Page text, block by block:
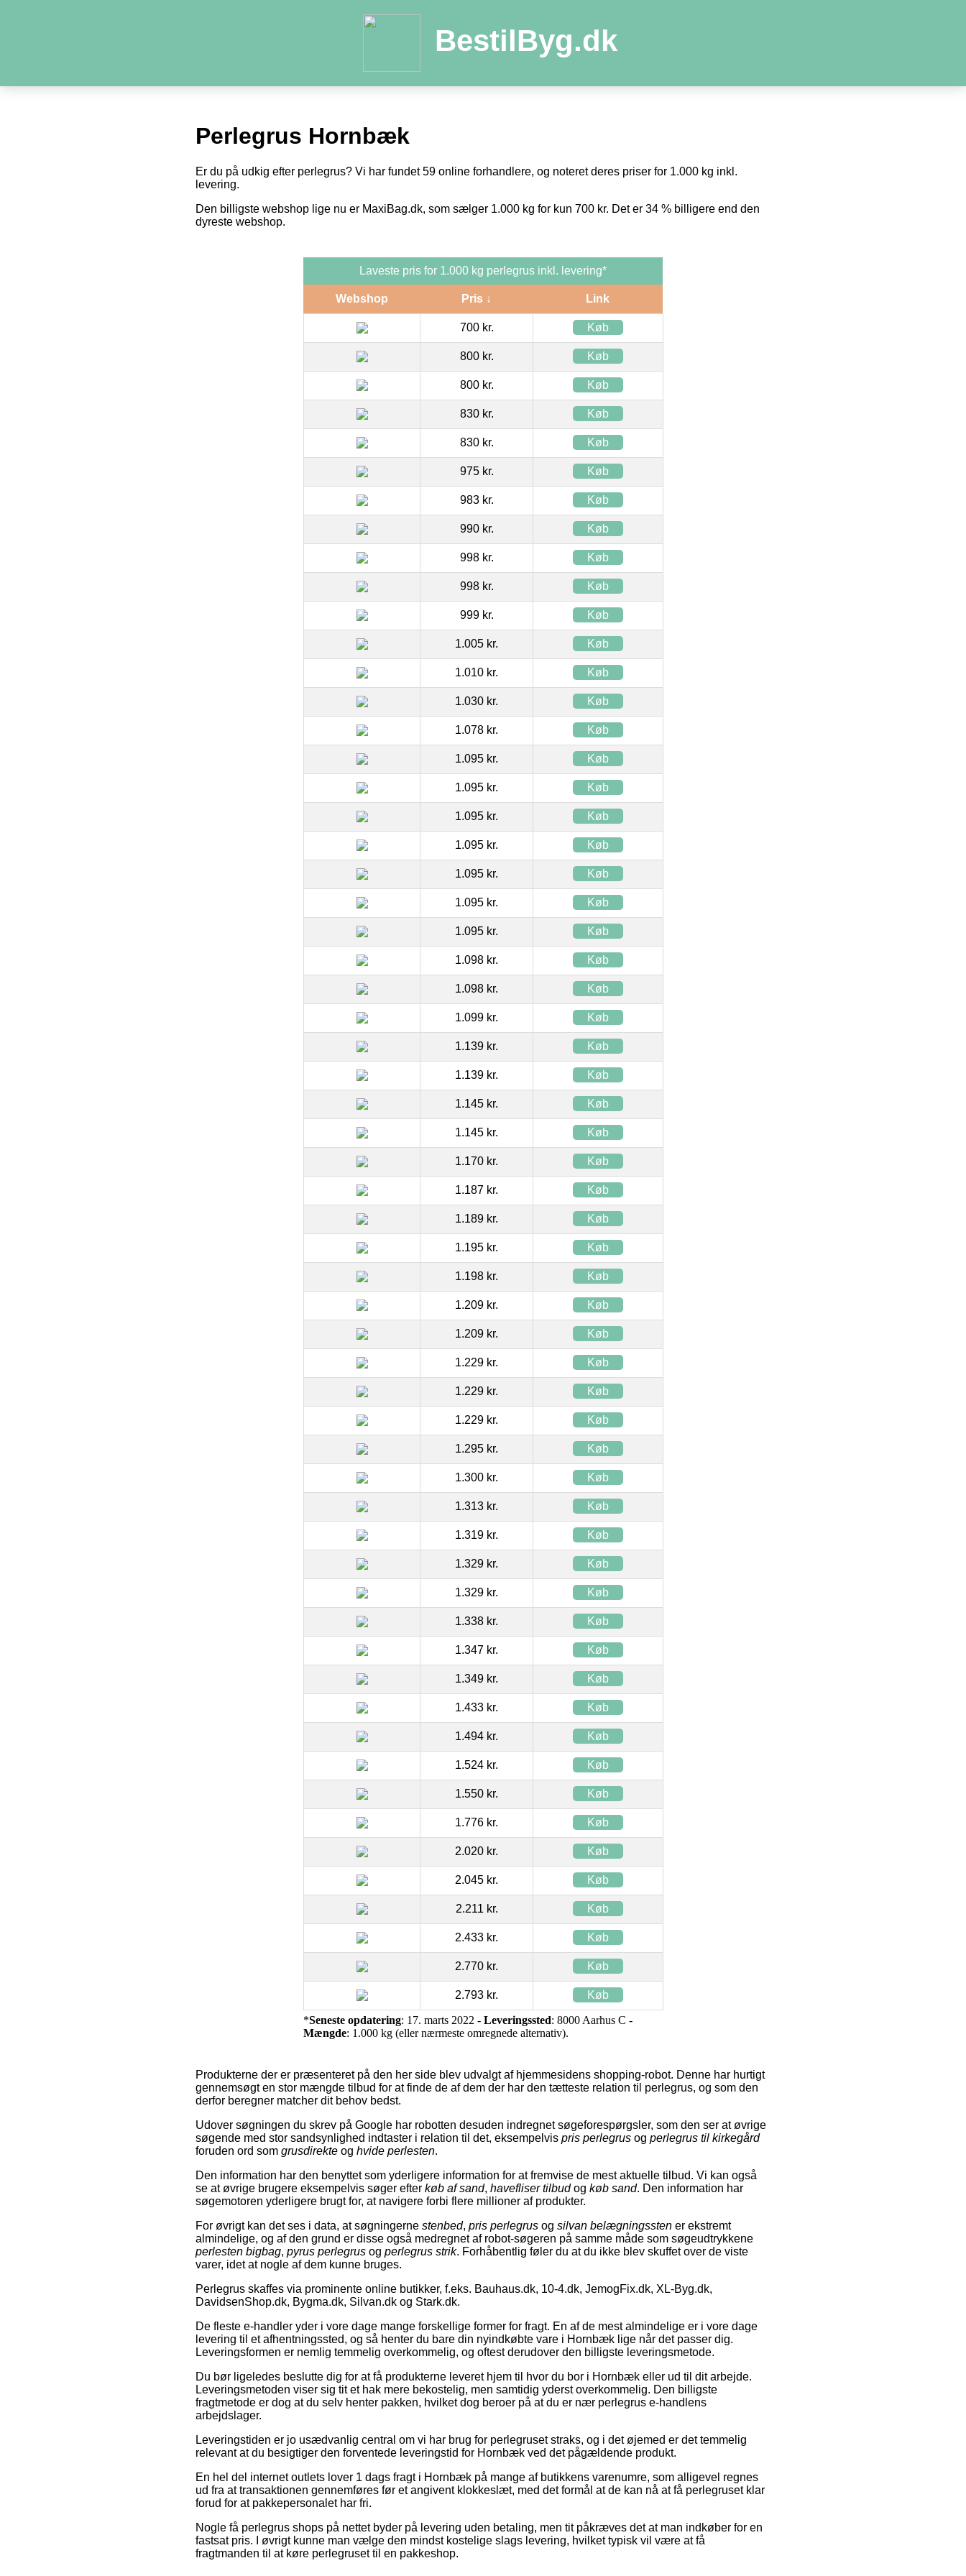
BestilByg.dk
Perlegrus Hornbæk
Er du på udkig efter perlegrus? Vi har fundet 59 online forhandlere, og noteret deres priser for 1.000 kg inkl.
levering.
Den billigste webshop lige nu er MaxiBag.dk, som sælger 1.000 kg for kun 700 kr. Det er 34 % billigere end den
dyreste webshop.
Laveste pris for 1.000 kg perlegrus inkl. levering*
Webshop Pris ↓ Link
700 kr. Køb
800 kr. Køb
800 kr. Køb
830 kr. Køb
830 kr. Køb
975 kr. Køb
983 kr. Køb
990 kr. Køb
998 kr. Køb
998 kr. Køb
999 kr. Køb
1.005 kr. Køb
1.010 kr. Køb
1.030 kr. Køb
1.078 kr. Køb
1.095 kr. Køb
1.095 kr. Køb
1.095 kr. Køb
1.095 kr. Køb
1.095 kr. Køb
1.095 kr. Køb
1.095 kr. Køb
1.098 kr. Køb
1.098 kr. Køb
1.099 kr. Køb
1.139 kr. Køb
1.139 kr. Køb
1.145 kr. Køb
1.145 kr. Køb
1.170 kr. Køb
1.187 kr. Køb
1.189 kr. Køb
1.195 kr. Køb
1.198 kr. Køb
1.209 kr. Køb
1.209 kr. Køb
1.229 kr. Køb
1.229 kr. Køb
1.229 kr. Køb
1.295 kr. Køb
1.300 kr. Køb
1.313 kr. Køb
1.319 kr. Køb
1.329 kr. Køb
1.329 kr. Køb
1.338 kr. Køb
1.347 kr. Køb
1.349 kr. Køb
1.433 kr. Køb
1.494 kr. Køb
1.524 kr. Køb
1.550 kr. Køb
1.776 kr. Køb
2.020 kr. Køb
2.045 kr. Køb
2.211 kr. Køb
2.433 kr. Køb
2.770 kr. Køb
2.793 kr. Køb
*Seneste opdatering: 17. marts 2022 - Leveringssted: 8000 Aarhus C -
Mængde: 1.000 kg (eller nærmeste omregnede alternativ).
Produkterne der er præsenteret på den her side blev udvalgt af hjemmesidens shopping-robot. Denne har hurtigt
gennemsøgt en stor mængde tilbud for at finde de af dem der har den tætteste relation til perlegrus, og som den
derfor beregner matcher dit behov bedst.
Udover søgningen du skrev på Google har robotten desuden indregnet søgeforespørgsler, som den ser at øvrige
søgende med stor sandsynlighed indtaster i relation til det, eksempelvis pris perlegrus og perlegrus til kirkegård
foruden ord som grusdirekte og hvide perlesten.
Den information har den benyttet som yderligere information for at fremvise de mest aktuelle tilbud. Vi kan også
se at øvrige brugere eksempelvis søger efter køb af sand, havefliser tilbudog køb sand. Den information har
søgemotoren yderligere brugt for, at navigere forbi flere millioner af produkter.
For øvrigt kan det ses i data, at søgningerne stenbed, pris perlegrus og silvan belægningssten er ekstremt
almindelige, og af den grund er disse også medregnet af robot-søgeren på samme måde som søgeudtrykkene
perlesten bigbag, pyrus perlegrus og perlegrus strik. Forhåbentlig føler du at du ikke blev skuffet over de viste
varer, idet at nogle af dem kunne bruges.
Perlegrus skaffes via prominente online butikker, f.eks. Bauhaus.dk, 10-4.dk, JemogFix.dk, XL-Byg.dk,
DavidsenShop.dk, Bygma.dk, Silvan.dk og Stark.dk.
De fleste e-handler yder i vore dage mange forskellige former for fragt. En af de mest almindelige er i vore dage
levering til et afhentningssted, og så henter du bare din nyindkøbte vare i Hornbæk lige når det passer dig.
Leveringsformen er nemlig temmelig overkommelig, og oftest derudover den billigste leveringsmetode.
Du bør ligeledes beslutte dig for at få produkterne leveret hjem til hvor du bor i Hornbæk eller ud til dit arbejde.
Leveringsmetoden viser sig tit et hak mere bekostelig, men samtidig yderst overkommelig. Den billigste
fragtmetode er dog at du selv henter pakken, hvilket dog beroer på at du er nær perlegrus e-handlens
arbejdslager.
Leveringstiden er jo usædvanlig central om vi har brug for perlegruset straks, og i det øjemed er det temmelig
relevant at du besigtiger den forventede leveringstid for Hornbæk ved det pågældende produkt.
En hel del internet outlets lover 1 dags fragt i Hornbæk på mange af butikkens varenumre, som alligevel regnes
ud fra at transaktionen gennemføres før et angivent klokkeslæt, med det formål at de kan nå at få perlegruset klar
forud for at pakkepersonalet har fri.
Nogle få perlegrus shops på nettet byder på levering uden betaling, men tit påkræves det at man indkøber for en
fastsat pris. I øvrigt kunne man vælge den mindst kostelige slags levering, hvilket typisk vil være at få
fragtmanden til at køre perlegruset til en pakkeshop.